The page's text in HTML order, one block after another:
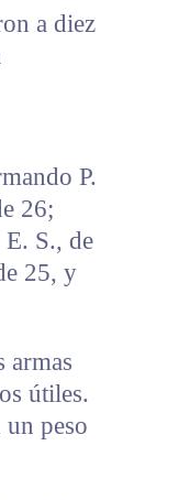
a diez
P.
26;
S., de
25, y
armas
útiles.
peso